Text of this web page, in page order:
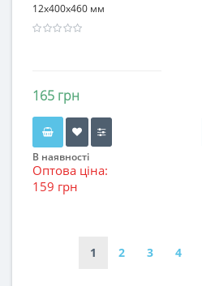
12х400x460 мм
165 грн
В наявності
Оптова ціна:
159 грн
1 2 3 4